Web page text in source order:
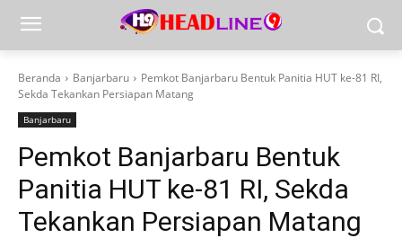
Beranda Banjarbaru
Pemkot Banjarbaru Bentuk Panitia HUT ke-81 RI,
Sekda Tekankan Persiapan Matang
Banjarbaru
Pemkot Banjarbaru Bentuk
Panitia HUT ke-81 RI, Sekda
Tekankan Persiapan Matang